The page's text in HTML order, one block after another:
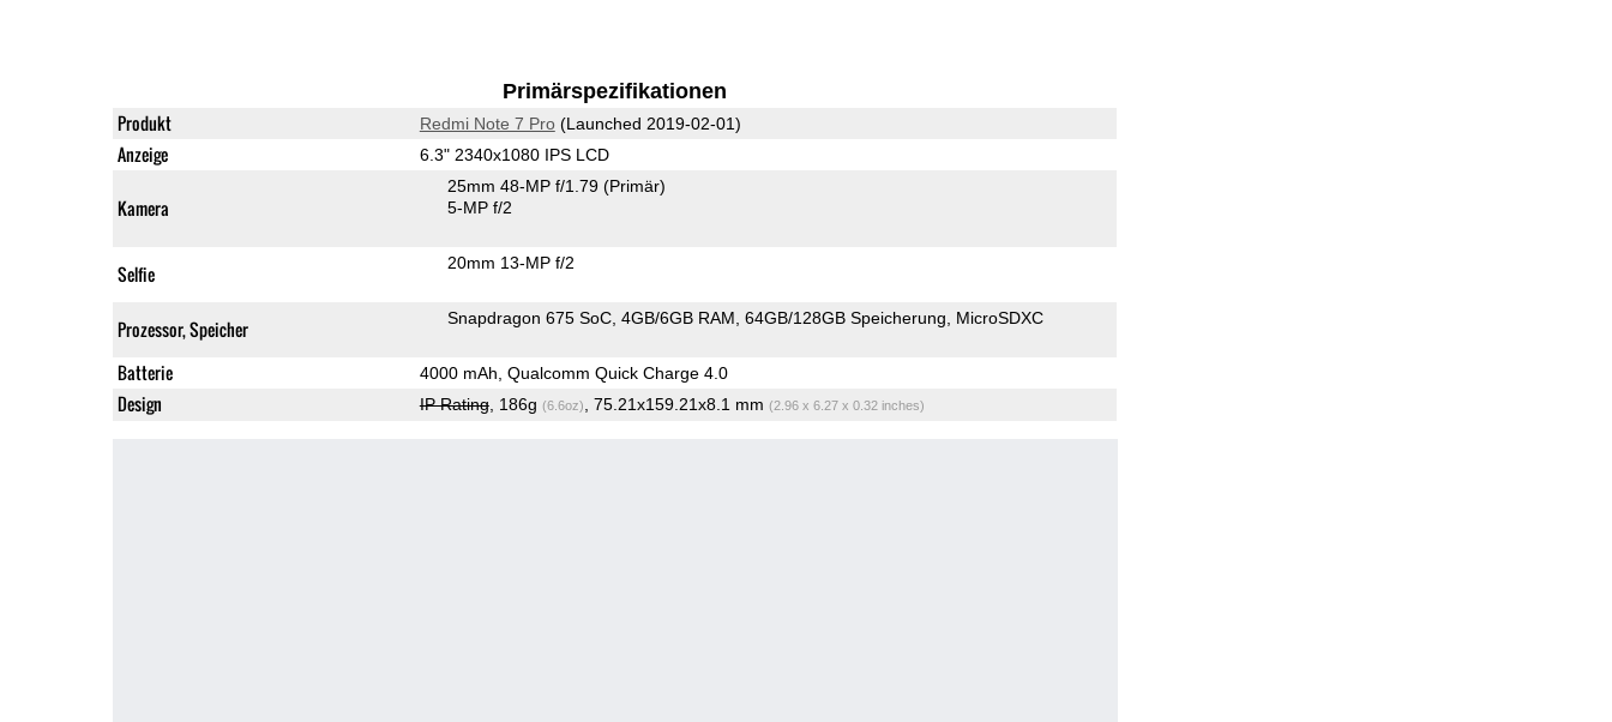
Primärspezifikationen
Produkt Redmi Note 7 Pro(Launched 2019-02-01)
Anzeige 6.3" 2340x1080 IPS LCD
Kamera
25mm 48-MP f/1.79 (Primär)
5-MP f/2
Selfie 20mm 13-MP f/2
Prozessor, Speicher Snapdragon 675 SoC 4GB/6GB RAM 64GB/128GB Speicherung MicroSDXC
Batterie 4000 mAh, Qualcomm Quick Charge 4.0
Design IP Rating, 186g (6.6oz) , 75.21x159.21x8.1 mm (2.96 x 6.27 x 0.32 inches)